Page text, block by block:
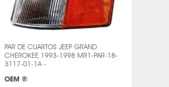
PAR DE CUARTOS JEEP GRAND
CHEROKEE 1993-1998 MR1-PAR-18-
3117-01-1A -
OEM ®